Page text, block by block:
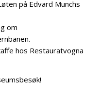
på Edvard Munchs
om
hos Restauratvogna